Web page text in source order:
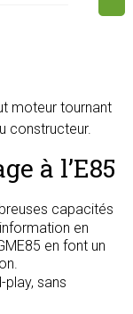
moteur tournant
constructeur.
à l’E85
capacités
en
en font un
sans